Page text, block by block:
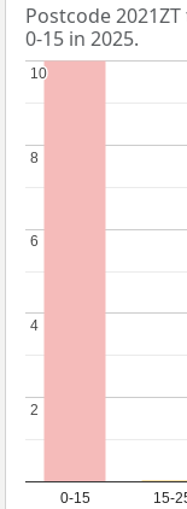
Postcode
0-15 in 2025.
0-15 15-
2
2
4
4
6
6
8
8
10
10